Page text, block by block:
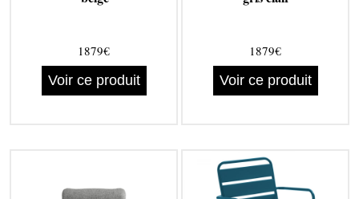
1879€
Voir ce produit
1879€
Voir ce produit